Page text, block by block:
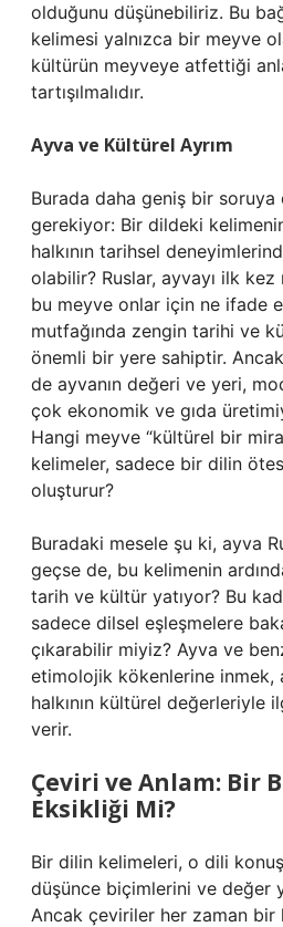
olduğunu düşünebiliriz. Bu
kelimesi yalnızca bir meyve
kültürün meyveye atfettiği
tartışılmalıdır.
Ayva ve Kültürel Ayrım
Burada daha geniş bir
gerekiyor: Bir dildeki
halkının tarihsel
olabilir? Ruslar, ayvayı ilk
bu meyve onlar için ne ifade
mutfağında zengin tarihi ve
önemli bir yere sahiptir.
de ayvanın değeri ve yeri,
çok ekonomik ve gıda
Hangi meyve “kültürel bir
kelimeler, sadece bir dilin
oluşturur?
Buradaki mesele şu ki, ayva
geçse de, bu kelimenin
tarih ve kültür yatıyor? Bu
sadece dilsel eşleşmelere
çıkarabilir miyiz? Ayva ve
etimolojik kökenlerine inmek,
halkının kültürel değerleriyle
verir.
Çeviri ve Anlam: Bir
Eksikliği Mi?
Bir dilin kelimeleri, o dili
düşünce biçimlerini ve değer
Ancak çeviriler her zaman bir